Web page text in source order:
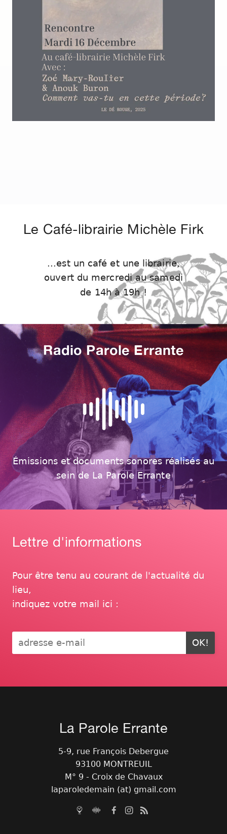
Le Café-librairie Michèle Firk
...est un café et une librairie,
ouvert du mercredi au samedi
de 14h à 19h !
Radio Parole Errante
Émissions et documents sonores réalisés au
sein de La Parole Errante
Lettre d'informations
Pour être tenu au courant de l'actualité du
lieu,
indiquez votre mail ici :
OK!
La Parole Errante
5-9, rue François Debergue
93100 MONTREUIL
M° 9 - Croix de Chavaux
laparoledemain (at) gmail.com